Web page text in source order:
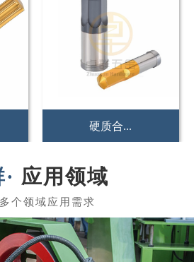
冲压冲...
应用领域